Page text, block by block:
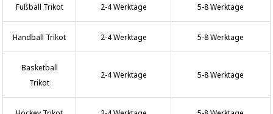
Fußball Trikot 2-4 Werktage 5-8 Werktage
Handball Trikot 2-4 Werktage 5-8 Werktage
Basketball
Trikot
2-4 Werktage 5-8 Werktage